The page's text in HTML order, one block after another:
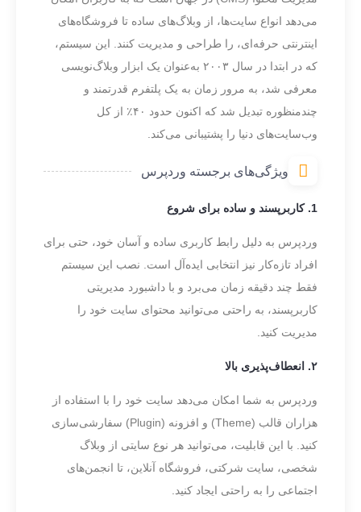
می‌دهد انواع سایت‌ها، از وبلاگ‌های ساده تا فروشگاه‌های
اینترنتی حرفه‌ای، را طراحی و مدیریت کنند. این سیستم،
که در ابتدا در سال ۲۰۰۳ به‌عنوان یک ابزار وبلاگ‌نویسی
معرفی شد، به مرور زمان به یک پلتفرم قدرتمند و
چندمنظوره تبدیل شد که اکنون حدود ۴۰٪ از کل
وب‌سایت‌های دنیا را پشتیبانی می‌کند.
ویژگی‌های برجسته وردپرس
1. کاربرپسند و ساده برای شروع
وردپرس به دلیل رابط کاربری ساده و آسان خود، حتی برای
افراد تازه‌کار نیز انتخابی ایده‌آل است. نصب این سیستم
فقط چند دقیقه زمان می‌برد و با داشبورد مدیریتی
کاربرپسند، به راحتی می‌توانید محتوای سایت خود را
مدیریت کنید.
۲. انعطاف‌پذیری بالا
وردپرس به شما امکان می‌دهد سایت خود را با استفاده از
هزاران قالب (Theme) و افزونه (Plugin) سفارشی‌سازی
کنید. با این قابلیت، می‌توانید هر نوع سایتی از وبلاگ
شخصی، سایت شرکتی، فروشگاه آنلاین، تا انجمن‌های
اجتماعی را به راحتی ایجاد کنید.